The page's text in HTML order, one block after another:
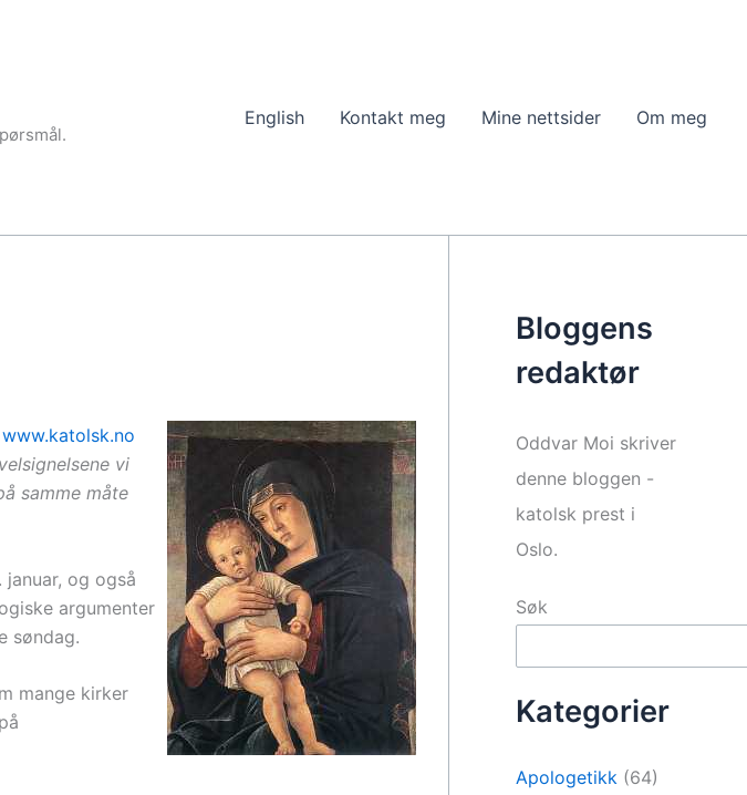
English Kontakt meg Mine nettsider Om meg
www.katolsk.no
vi
samme måte
og også
argumenter
søndag.
mange kirker
Bloggens
redaktør
Oddvar Moi skriver
denne bloggen -
katolsk prest i
Oslo.
Søk
Kategorier
Apologetikk (64)